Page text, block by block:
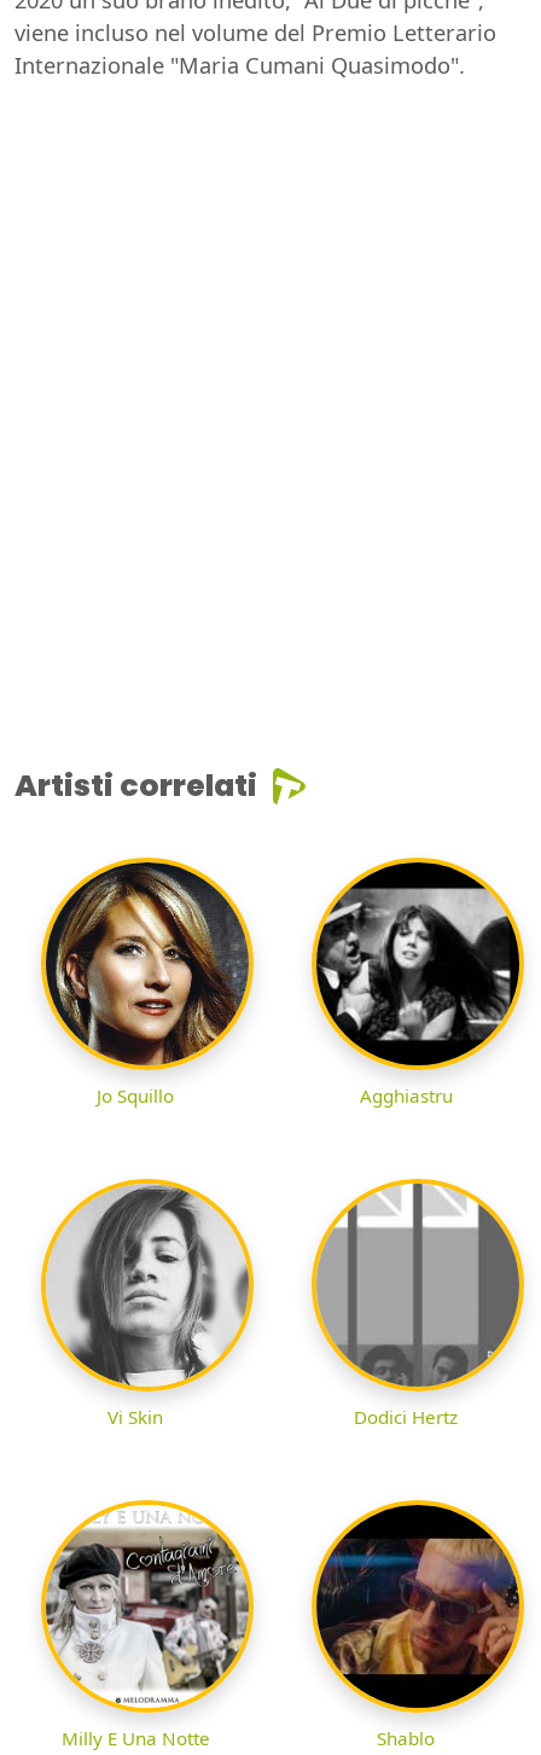
viene incluso nel volume del Premio Letterario
Internazionale "Maria Cumani Quasimodo".
Artisti correlati
Jo Squillo Agghiastru
Vi Skin Dodici Hertz
Milly E Una Notte Shablo